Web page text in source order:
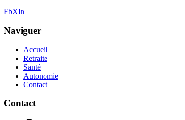
FbXIn
Naviguer
Accueil
Retraite
Santé
Autonomie
Contact
Contact